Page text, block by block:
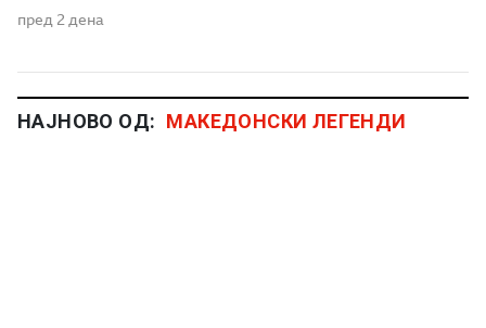
пред 2 дена
НАЈНОВО ОД: МАКЕДОНСКИ ЛЕГЕНДИ